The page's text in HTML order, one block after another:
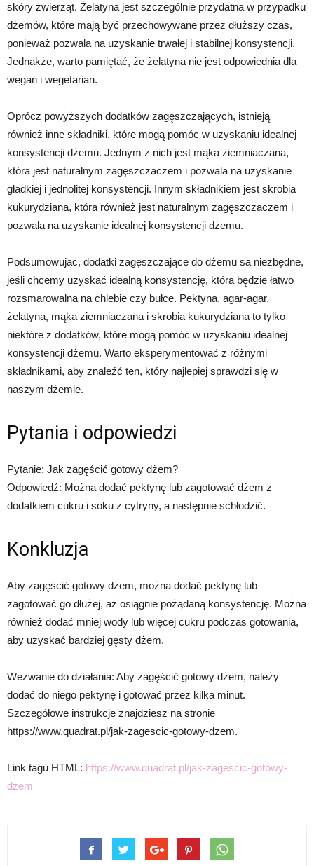
skóry zwierząt. Żelatyna jest szczególnie przydatna w przypadku
dżemów, które mają być przechowywane przez dłuższy czas,
ponieważ pozwala na uzyskanie trwałej i stabilnej konsystencji.
Jednakże, warto pamiętać, że żelatyna nie jest odpowiednia dla
wegan i wegetarian.
Oprócz powyższych dodatków zagęszczających, istnieją
również inne składniki, które mogą pomóc w uzyskaniu idealnej
konsystencji dżemu. Jednym z nich jest mąka ziemniaczana,
która jest naturalnym zagęszczaczem i pozwala na uzyskanie
gładkiej i jednolitej konsystencji. Innym składnikiem jest skrobia
kukurydziana, która również jest naturalnym zagęszczaczem i
pozwala na uzyskanie idealnej konsystencji dżemu.
Podsumowując, dodatki zagęszczające do dżemu są niezbędne,
jeśli chcemy uzyskać idealną konsystencję, która będzie łatwo
rozsmarowalna na chlebie czy bułce. Pektyna, agar-agar,
żelatyna, mąka ziemniaczana i skrobia kukurydziana to tylko
niektóre z dodatków, które mogą pomóc w uzyskaniu idealnej
konsystencji dżemu. Warto eksperymentować z różnymi
składnikami, aby znaleźć ten, który najlepiej sprawdzi się w
naszym dżemie.
Pytania i odpowiedzi
Pytanie: Jak zagęścić gotowy dżem?
Odpowiedź: Można dodać pektynę lub zagotować dżem z
dodatkiem cukru i soku z cytryny, a następnie schłodzić.
Konkluzja
Aby zagęścić gotowy dżem, można dodać pektynę lub
zagotować go dłużej, aż osiągnie pożądaną konsystencję. Można
również dodać mniej wody lub więcej cukru podczas gotowania,
aby uzyskać bardziej gęsty dżem.
Wezwanie do działania: Aby zagęścić gotowy dżem, należy
dodać do niego pektynę i gotować przez kilka minut.
Szczegółowe instrukcje znajdziesz na stronie
https://www.quadrat.pl/jak-zagescic-gotowy-dzem.
Link tagu HTML: https://www.quadrat.pl/jak-zagescic-gotowy-
dzem